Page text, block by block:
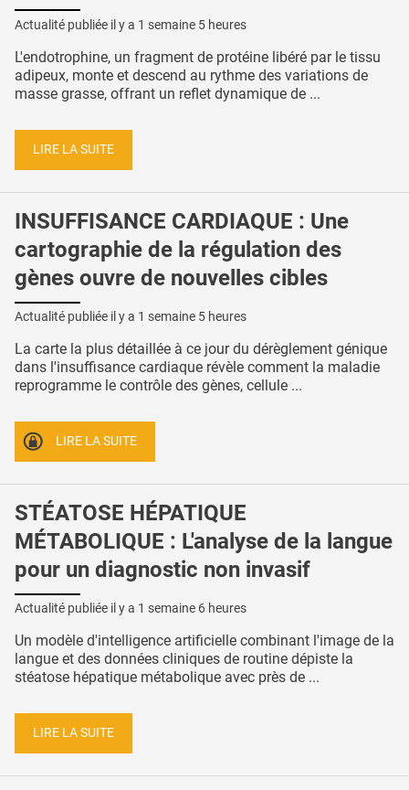
Actualité publiée il y a 1 semaine 5 heures
L'endotrophine, un fragment de protéine libéré par le tissu
adipeux, monte et descend au rythme des variations de
masse grasse, offrant un reflet dynamique de ...
LIRE LA SUITE
INSUFFISANCE CARDIAQUE : Une
cartographie de la régulation des
gènes ouvre de nouvelles cibles
Actualité publiée il y a 1 semaine 5 heures
La carte la plus détaillée à ce jour du dérèglement génique
dans l'insuffisance cardiaque révèle comment la maladie
reprogramme le contrôle des gènes, cellule ...
LIRE LA SUITE
STÉATOSE HÉPATIQUE
MÉTABOLIQUE : L'analyse de la langue
pour un diagnostic non invasif
Actualité publiée il y a 1 semaine 6 heures
Un modèle d'intelligence artificielle combinant l'image de la
langue et des données cliniques de routine dépiste la
stéatose hépatique métabolique avec près de ...
LIRE LA SUITE